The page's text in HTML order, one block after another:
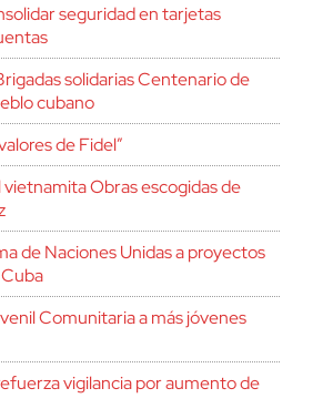
seguridad en tarjetas
solidarias Centenario de
cubano
de Fidel”
Obras escogidas de
de Naciones Unidas a proyectos
Comunitaria a más jóvenes
vigilancia por aumento de